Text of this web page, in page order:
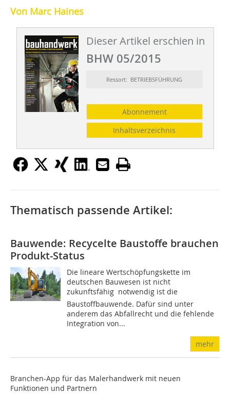
Von Marc Haines
Dieser Artikel erschien in
BHW 05/2015
Ressort: BETRIEBSFÜHRUNG
Abonnement
Inhaltsverzeichnis
Thematisch passende Artikel:
Bauwende: Recycelte Baustoffe brauchen
Produkt-Status
Die lineare Wertschöpfungskette im
deutschen Bauwesen ist nicht
zukunftsfähig  notwendig ist die
Baustoffbauwende. Dafür sind unter
anderem das Abfallrecht und die fehlende
Integration von...
mehr
Branchen-App für das Malerhandwerk mit neuen
Funktionen und Partnern